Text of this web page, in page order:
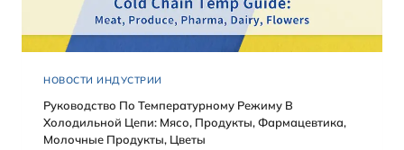
НОВОСТИ ИНДУСТРИИ
Руководство По Температурному Режиму В
Холодильной Цепи: Мясо, Продукты, Фармацевтика,
Молочные Продукты, Цветы